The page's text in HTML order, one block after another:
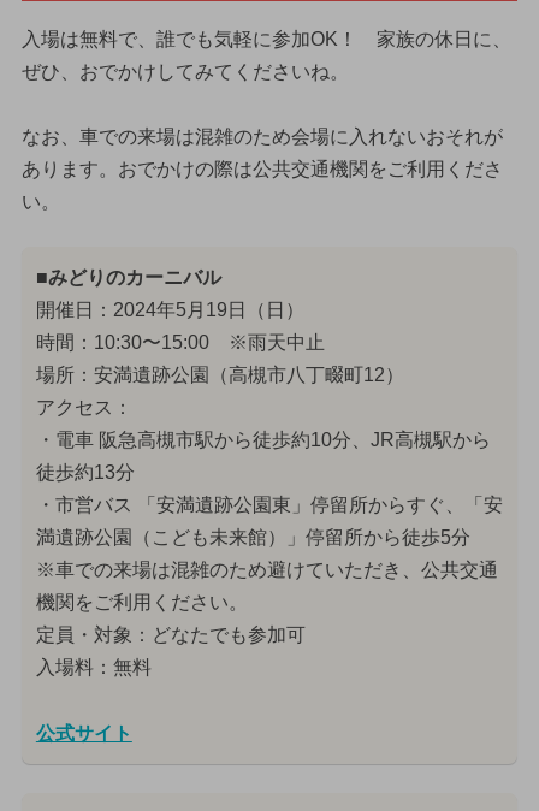
入場は無料で、誰でも気軽に参加OK！ 家族の休日に、
ぜひ、おでかけしてみてくださいね。
なお、車での来場は混雑のため会場に入れないおそれが
あります。おでかけの際は公共交通機関をご利用くださ
い。
■みどりのカーニバル
開催日：2024年5月19日（日）
時間：10:30〜15:00 ※雨天中止
場所：安満遺跡公園（高槻市八丁畷町12）
アクセス：
・電車 阪急高槻市駅から徒歩約10分、JR高槻駅から
徒歩約13分
・市営バス 「安満遺跡公園東」停留所からすぐ、「安
満遺跡公園（こども未来館）」停留所から徒歩5分
※車での来場は混雑のため避けていただき、公共交通
機関をご利用ください。
定員・対象：どなたでも参加可
入場料：無料
公式サイト